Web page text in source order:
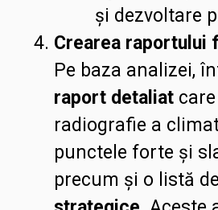
și dezvoltare
Crearea raportului
Pe baza analizei,
raport detaliatcare
radiografie a
punctele forte și
precum și o listă de